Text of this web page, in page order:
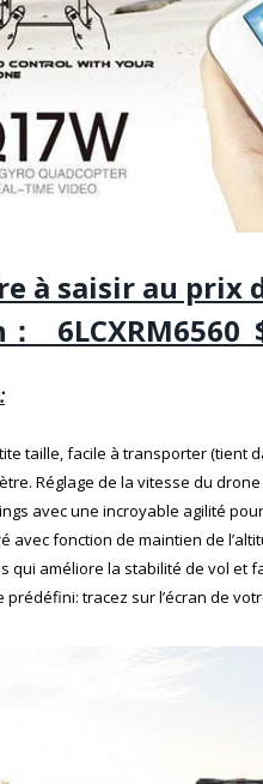
à saisir au prix
6LCXRM6560
taille, facile à transporter (tient
Réglage de la vitesse du
avec une incroyable agilité
avec fonction de maintien de
qui améliore la stabilité de vol et
prédéfini: tracez sur l’écran de